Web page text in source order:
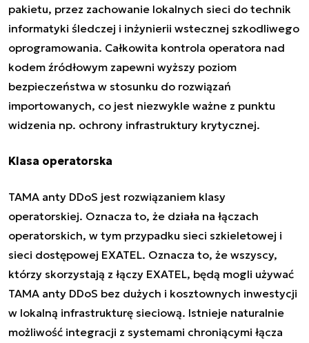
pakietu, przez zachowanie lokalnych sieci do technik
informatyki śledczej i inżynierii wstecznej szkodliwego
oprogramowania. Całkowita kontrola operatora nad
kodem źródłowym zapewni wyższy poziom
bezpieczeństwa w stosunku do rozwiązań
importowanych, co jest niezwykle ważne z punktu
widzenia np. ochrony infrastruktury krytycznej.
Klasa operatorska
TAMA anty DDoS jest rozwiązaniem klasy
operatorskiej. Oznacza to, że działa na łączach
operatorskich, w tym przypadku sieci szkieletowej i
sieci dostępowej EXATEL. Oznacza to, że wszyscy,
którzy skorzystają z łączy EXATEL, będą mogli używać
TAMA anty DDoS bez dużych i kosztownych inwestycji
w lokalną infrastrukturę sieciową. Istnieje naturalnie
możliwość integracji z systemami chroniącymi łącza